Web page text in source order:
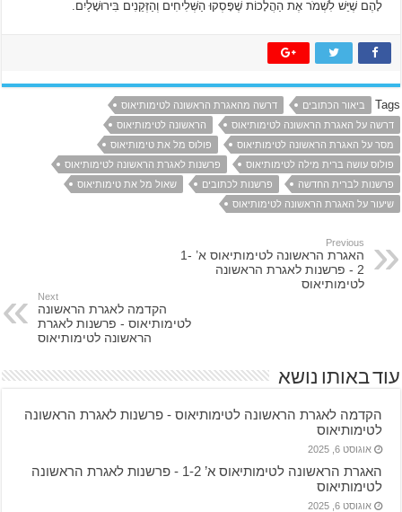
לָהֶם שֶׁיֵּשׁ לִשְׁמֹר אֶת הַהֲלָכוֹת שֶׁפָּסְקוּ הַשְּׁלִיחִים וְהַזְּקֵנִים בִּירוּשָׁלַיִם.
Tags ביאור הכתובים
דרשה מהאגרת הראשונה לטימותיאוס
דרשה על האגרת הראשונה לטימותיאוס
הראשונה לטימותיאוס
מסר על האגרת הראשונה לטימותיאוס
פולוס מל את טימותיאוס
פולוס עושה ברית מילה לטימותיאוס
פרשנות לאגרת הראשונה לטימותיאוס
פרשנות לברית החדשה
פרשנות לכתובים
שאול מל את טימותיאוס
שיעור על האגרת הראשונה לטימותיאוס
Previous
האגרת הראשונה לטימותיאוס א’ 1-
2 ‫- פרשנות לאגרת הראשונה
לטימותיאוס
Next
הקדמה לאגרת הראשונה
לטימותיאוס ‫- פרשנות לאגרת
הראשונה לטימותיאוס
עוד באותו נושא
הקדמה לאגרת הראשונה לטימותיאוס ‫- פרשנות לאגרת הראשונה
לטימותיאוס
אוגוסט 6, 2025
האגרת הראשונה לטימותיאוס א’ 1-2 ‫- פרשנות לאגרת הראשונה
לטימותיאוס
אוגוסט 6, 2025